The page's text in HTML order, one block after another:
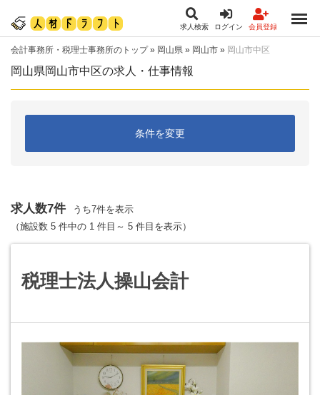
求人検索 ログイン 会員登録
会計事務所・税理士事務所のトップ» 岡山県 » 岡山市 » 岡山市中区
岡山県岡山市中区の求人・仕事情報
条件を変更
求人数7件
うち7件を表示
（施設数 5 件中の 1 件目～ 5 件目を表示）
税理士法人操山会計